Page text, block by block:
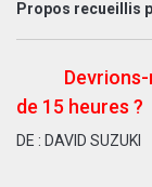
Propos recueillis
de 15 heures ?
DE : DAVID SUZUKI